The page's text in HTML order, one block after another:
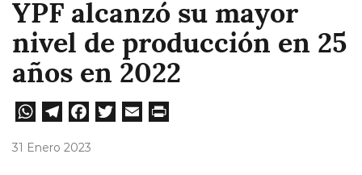
YPF alcanzó su mayor
nivel de producción en 25
años en 2022
W
Te
Fa
31 Enero 2023